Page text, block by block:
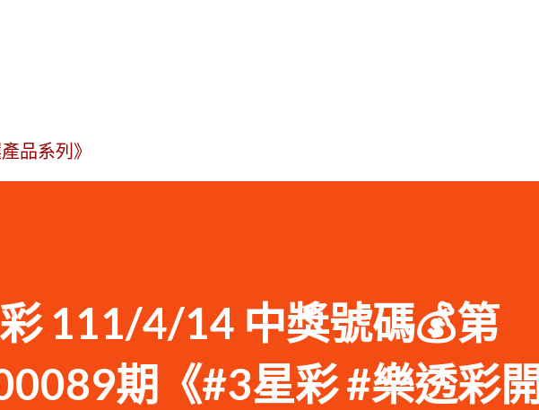
品系列》
111/4/14 中獎號碼💰第
期《#3星彩 #樂透彩